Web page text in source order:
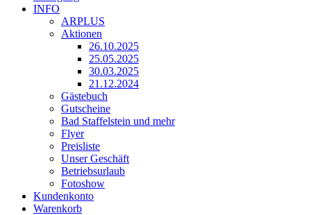
INFO
ARPLUS
Aktionen
26.10.2025
25.05.2025
30.03.2025
21.12.2024
Gästebuch
Gutscheine
Bad Staffelstein und mehr
Flyer
Preisliste
Unser Geschäft
Betriebsurlaub
Fotoshow
Kundenkonto
Warenkorb